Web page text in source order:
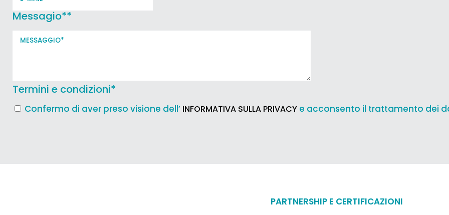
Messagio**
Termini e condizioni*
Confermo di aver preso visione dell’ INFORMATIVA SULLA PRIVACY e acconsento il trattamento dei
PARTNERSHIP E CERTIFICAZIONI